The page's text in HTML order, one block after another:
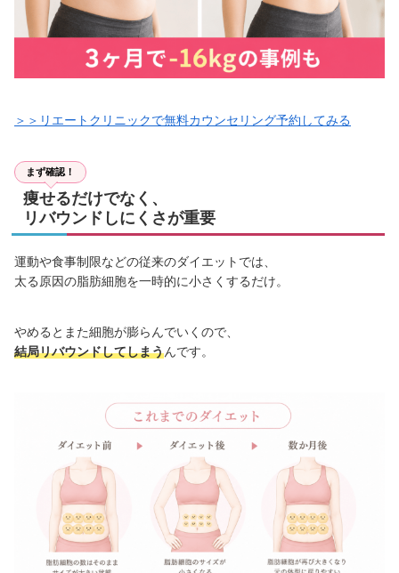
＞＞リエートクリニックで無料カウンセリング予約してみる
まず確認！
痩せるだけでなく、
リバウンドしにくさが重要
運動や食事制限などの従来のダイエットでは、
太る原因の脂肪細胞を一時的に小さくするだけ。
やめるとまた細胞が膨らんでいくので、
結局リバウンドしてしまうんです。